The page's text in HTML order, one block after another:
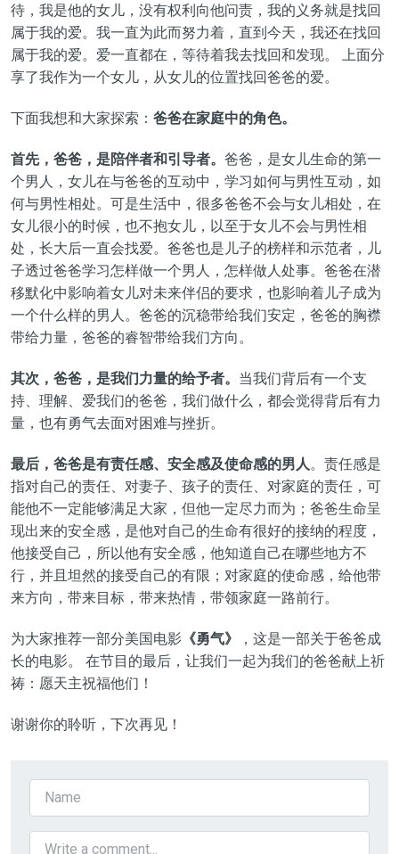
待，我是他的女儿，没有权利向他问责，我的义务就是找回
属于我的爱。我一直为此而努力着，直到今天，我还在找回
属于我的爱。爱一直都在，等待着我去找回和发现。 上面分
享了我作为一个女儿，从女儿的位置找回爸爸的爱。
下面我想和大家探索： 爸爸在家庭中的角色。
首先，爸爸，是陪伴者和引导者。 爸爸，是女儿生命的第一
个男人，女儿在与爸爸的互动中，学习如何与男性互动，如
何与男性相处。可是生活中，很多爸爸不会与女儿相处，在
女儿很小的时候，也不抱女儿，以至于女儿不会与男性相
处，长大后一直会找爱。爸爸也是儿子的榜样和示范者，儿
子透过爸爸学习怎样做一个男人，怎样做人处事。爸爸在潜
移默化中影响着女儿对未来伴侣的要求，也影响着儿子成为
一个什么样的男人。爸爸的沉稳带给我们安定，爸爸的胸襟
带给力量，爸爸的睿智带给我们方向。
其次，爸爸，是我们力量的给予者。 当我们背后有一个支
持、理解、爱我们的爸爸，我们做什么，都会觉得背后有力
量，也有勇气去面对困难与挫折。
最后，爸爸是有责任感、安全感及使命感的男人。责任感是
指对自己的责任、对妻子、孩子的责任、对家庭的责任，可
能他不一定能够满足大家，但他一定尽力而为；爸爸生命呈
现出来的安全感，是他对自己的生命有很好的接纳的程度，
他接受自己，所以他有安全感，他知道自己在哪些地方不
行，并且坦然的接受自己的有限；对家庭的使命感，给他带
来方向，带来目标，带来热情，带领家庭一路前行。
为大家推荐一部分美国电影 《勇气》
，这是一部关于爸爸成
长的电影。 在节目的最后，让我们一起为我们的爸爸献上祈
祷：愿天主祝福他们！
谢谢你的聆听，下次再见！